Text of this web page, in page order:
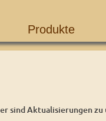
Produkte
sind Aktualisierungen